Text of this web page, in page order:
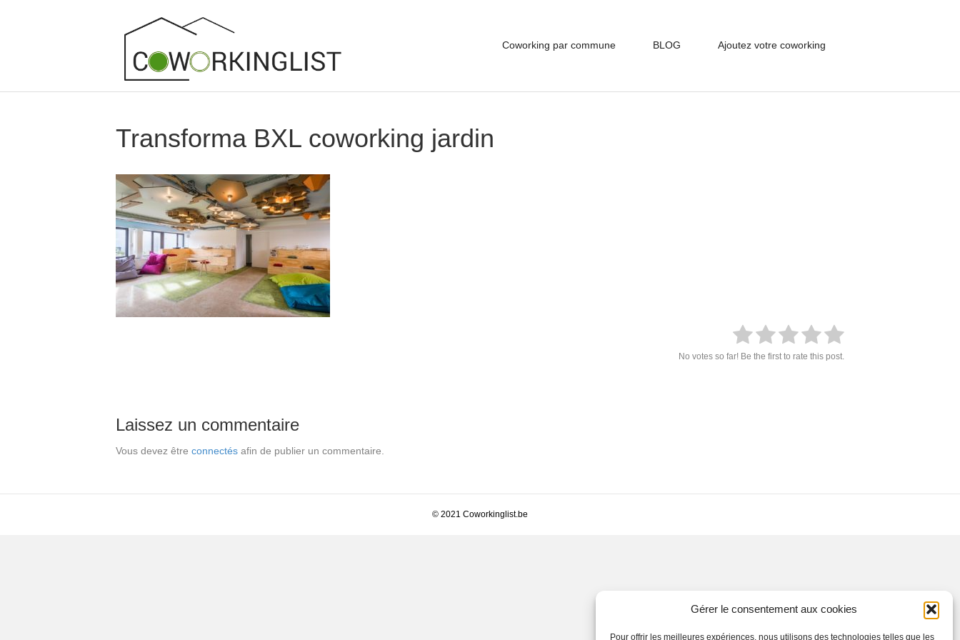
Gérer le consentement aux cookies
Pour offrir les meilleures expériences, nous utilisons des technologies telles que les
Coworking par commune BLOG Ajoutez votre coworking
Transforma BXL coworking jardin
No votes so far! Be the first to rate this post.
Laissez un commentaire
Vous devez être connectés afin de publier un commentaire.
© 2021 Coworkinglist.be